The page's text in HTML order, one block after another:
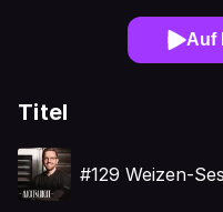
Auf
Titel
#129 Weizen-